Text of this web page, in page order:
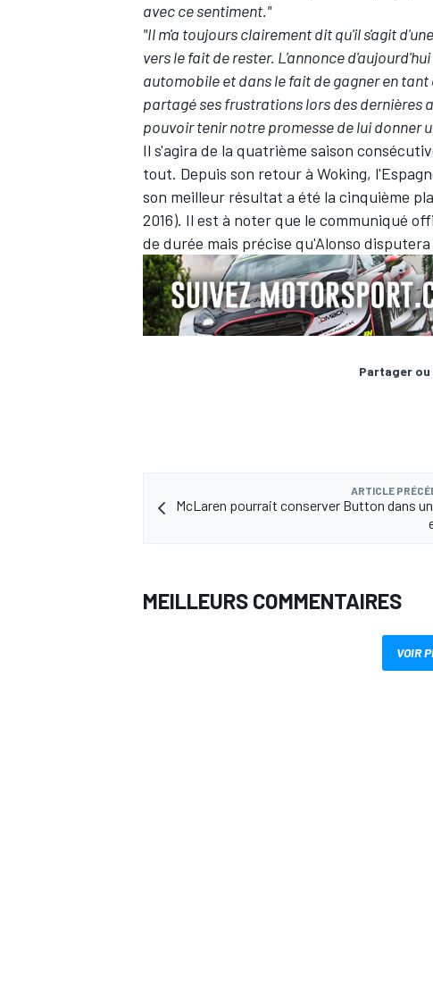
avec ce sentiment."
"Il m'a toujours clairement dit qu'il s'agit
vers le fait de rester. L'annonce
automobile et dans le fait de gagner en
partagé ses frustrations lors des dernières
pouvoir tenir notre promesse de lui donner
Il s'agira de la quatrième saison
tout. Depuis son retour à Woking,
son meilleur résultat a été la cinquième
2016). Il est à noter que le communiqué
de durée mais précise qu'Alonso
Partager
ARTICLE
McLaren pourrait conserver Button dans
MEILLEURS COMMENTAIRES
VOIR